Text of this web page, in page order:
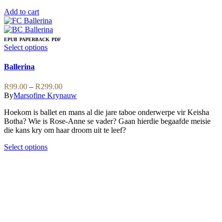
Add to cart
EPUB PAPERBACK PDF
Select optionsThis
variants.
The
options
may
be
chosen
the
Ballerina
R99.00 – R299.00Price
range:
through
R299.00
ByMarsofine Krynauw
Hoekom is ballet en mans al die jare taboe onderwerpe vir Keisha
Botha? Wie is Rose-Anne se vader? Gaan hierdie begaafde meisie
die kans kry om haar droom uit te leef?
Select optionsThis